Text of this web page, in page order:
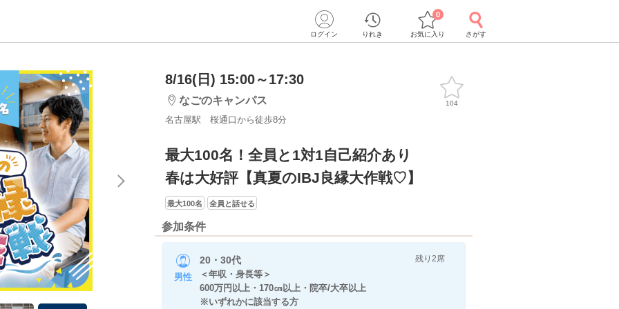
ログイン りれき お気に入り
0
さがす
8/16(日) 15:00～17:30
なごのキャンパス
名古屋駅 桜通口から徒歩8分
104
最大100名！全員と1対1自己紹介あり
春は大好評【真夏のIBJ良縁大作戦♡】
最大100名 全員と話せる
参加条件
男性
残り2席
20・30代
＜年収・身長等＞
600万円以上・170㎝以上・院卒/大卒以上
※いずれかに該当する方